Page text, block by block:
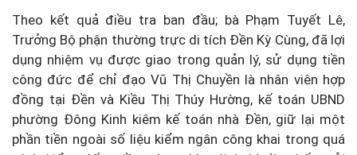
Theo kết quả điều tra ban đầu; bà Phạm Tuyết Lê,
Trưởng Bộ phận thường trực di tích Đền Kỳ Cùng, đã lợi
dụng nhiệm vụ được giao trong quản lý, sử dụng tiền
công đức để chỉ đạo Vũ Thị Chuyền là nhân viên hợp
đồng tại Đền và Kiều Thị Thúy Hường, kế toán UBND
phường Đông Kinh kiêm kế toán nhà Đền, giữ lại một
phần tiền ngoài số liệu kiểm ngân công khai trong quá